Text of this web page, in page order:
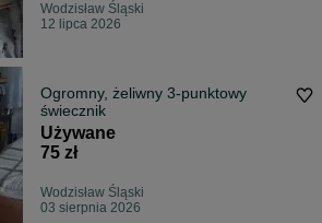
Wodzisław Śląski
12 lipca 2026
Ogromny, żeliwny 3-punktowy
świecznik
Używane
75 zł
Wodzisław Śląski
03 sierpnia 2026